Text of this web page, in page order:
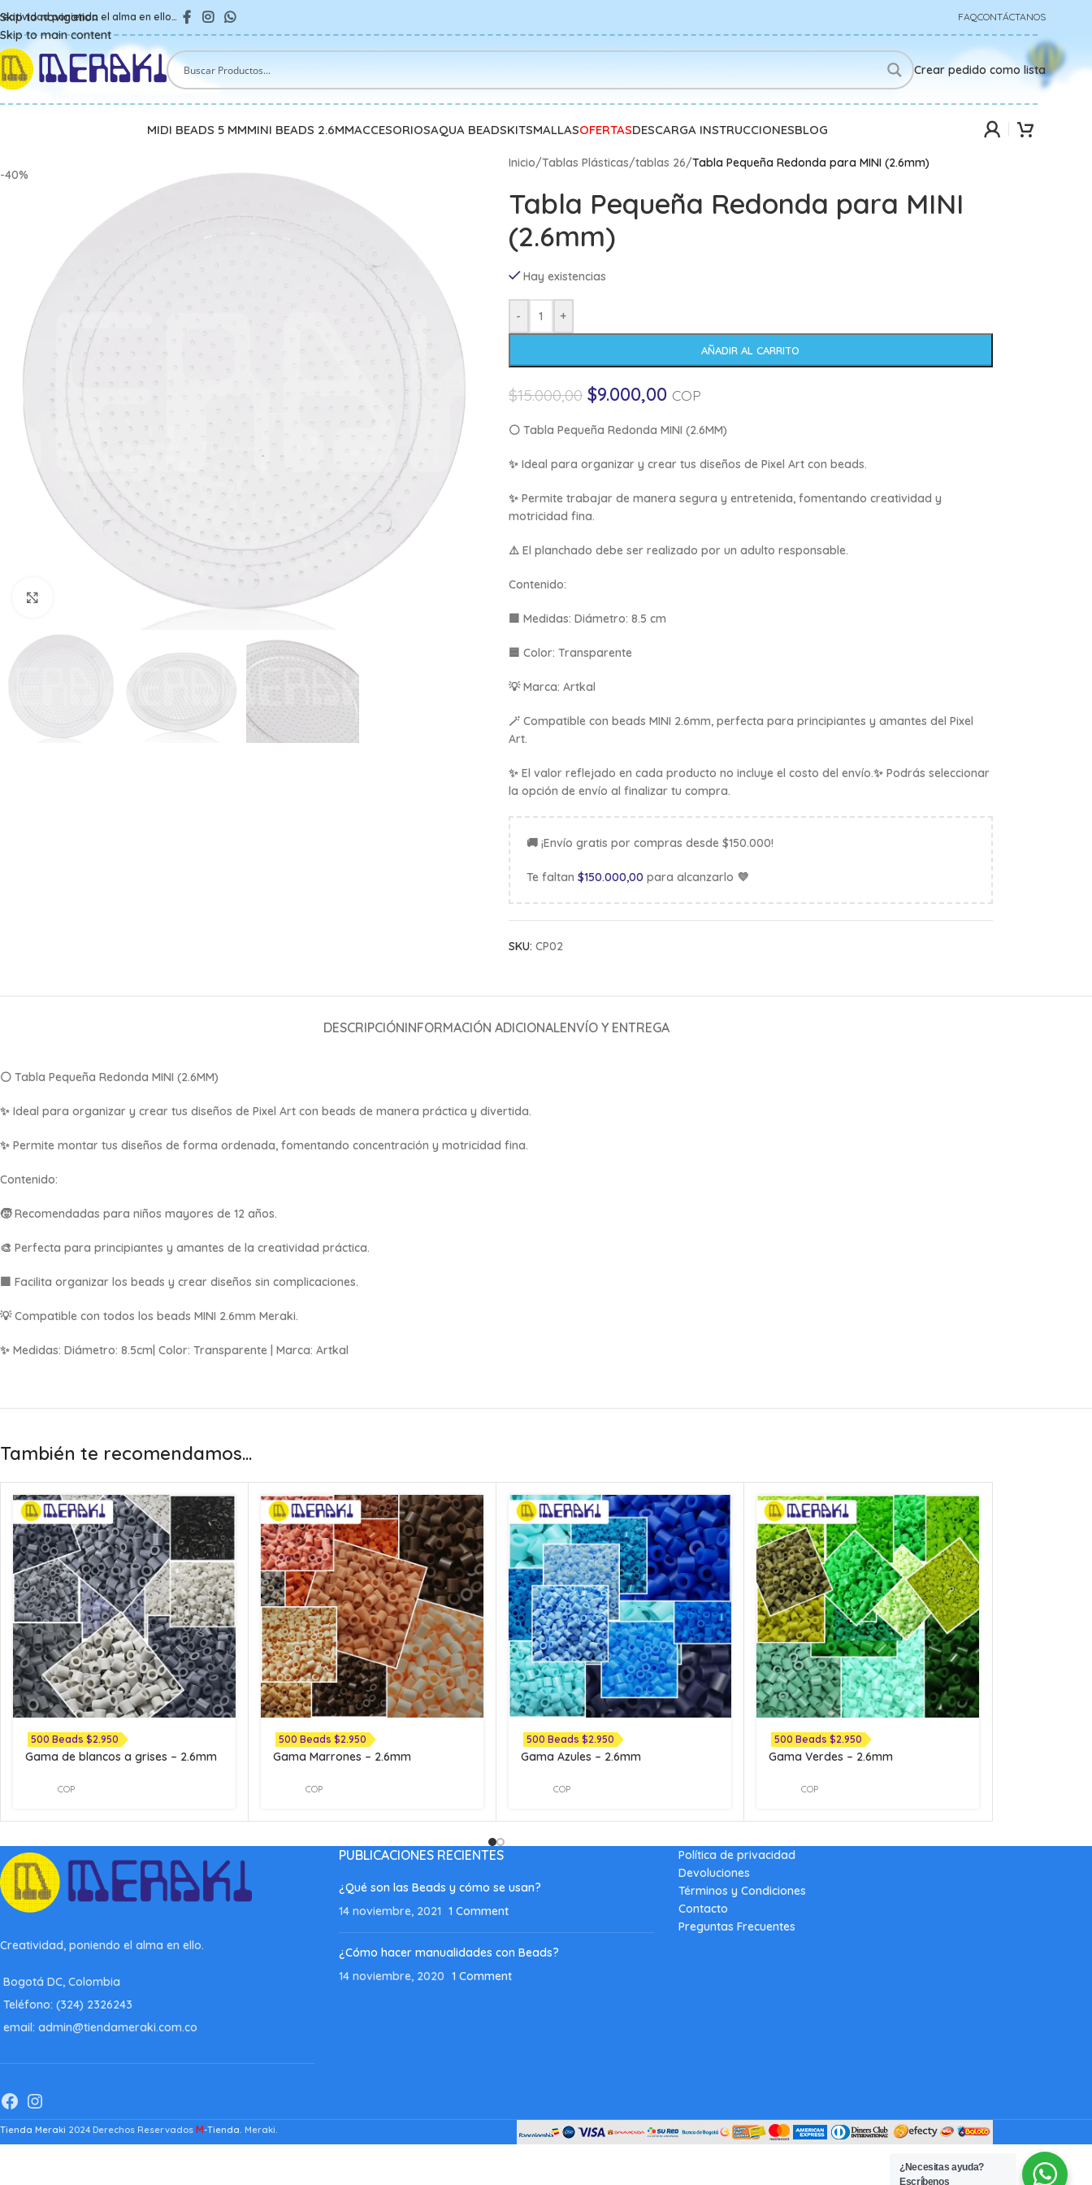
Skip to navigation
Skip to main content
poniendo el alma en ello… FAQCONTÁCTANOS
Crear pedido como lista
MIDI BEADS 5 MMMINI BEADS 2.6MMACCESORIOSAQUA BEADSKITSMALLASOFERTASDESCARGA INSTRUCCIONESBLOG
-40%
Inicio/Tablas Plásticas/tablas 26/Tabla Pequeña Redonda para MINI (2.6mm)
Tabla Pequeña Redonda para MINI
(2.6mm)
Hay existencias
- +
AÑADIR AL CARRITO
$15.000,00 $9.000,00 COP
⚪ Tabla Pequeña Redonda MINI (2.6MM)
✨ Ideal para organizar y crear tus diseños de Pixel Art con beads.
✨ Permite trabajar de manera segura y entretenida, fomentando creatividad y
motricidad fina.
⚠️ El planchado debe ser realizado por un adulto responsable.
Contenido:
🟩 Medidas: Diámetro: 8.5 cm
🟦 Color: Transparente
💡Marca: Artkal
🪄 Compatible con beads MINI 2.6mm, perfecta para principiantes y amantes del Pixel
Art.
✨ El valor reflejado en cada producto no incluye el costo del envío.✨ Podrás seleccionar
la opción de envío al finalizar tu compra.
🚚 ¡Envío gratis por compras desde $150.000!
Te faltan $150.000,00 para alcanzarlo 💜
SKU: CP02
DESCRIPCIÓNINFORMACIÓN ADICIONALENVÍO Y ENTREGA
⚪ Tabla Pequeña Redonda MINI (2.6MM)
✨ Ideal para organizar y crear tus diseños de Pixel Art con beads de manera práctica y divertida.
✨ Permite montar tus diseños de forma ordenada, fomentando concentración y motricidad fina.
Contenido:
🧒 Recomendadas para niños mayores de 12 años.
🎨 Perfecta para principiantes y amantes de la creatividad práctica.
🟩 Facilita organizar los beads y crear diseños sin complicaciones.
💡 Compatible con todos los beads MINI 2.6mm Meraki.
✨ Medidas: Diámetro: 8.5cm| Color: Transparente | Marca: Artkal
También te recomendamos…
500 Beads $2.950
Gama de blancos a grises – 2.6mm
COP
500 Beads $2.950
Gama Marrones – 2.6mm
COP
500 Beads $2.950
Gama Azules – 2.6mm
COP
500 Beads $2.950
Gama Verdes – 2.6mm
COP
Creatividad, poniendo el alma en ello.
Bogotá DC, Colombia
Teléfono: (324) 2326243
email: admin@tiendameraki.com.co
PUBLICACIONES RECIENTES
¿Qué son las Beads y cómo se usan?
14 noviembre, 2021 1 Comment
¿Cómo hacer manualidades con Beads?
14 noviembre, 2020 1 Comment
Política de privacidad
Devoluciones
Términos y Condiciones
Contacto
Preguntas Frecuentes
Tienda Meraki 2024 Derechos Reservados M-Tienda . Meraki.
¿Necesitas ayuda?
Escríbenos